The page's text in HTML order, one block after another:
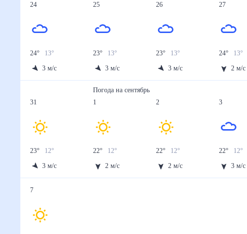
24
24° 13°
3 м/с
25
23° 13°
3 м/с
26
23° 13°
3 м/с
27
24° 13°
2 м/с
31
23° 12°
3 м/с
Погода насентябрь
1
22° 12°
2 м/с
2
22° 12°
2 м/с
3
22° 12°
3 м/с
7